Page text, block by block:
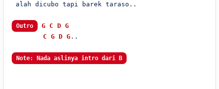
alah dicubo tapi barek taraso..
Outro G C D G
C G D G..
Note: Nada aslinya intro dari B